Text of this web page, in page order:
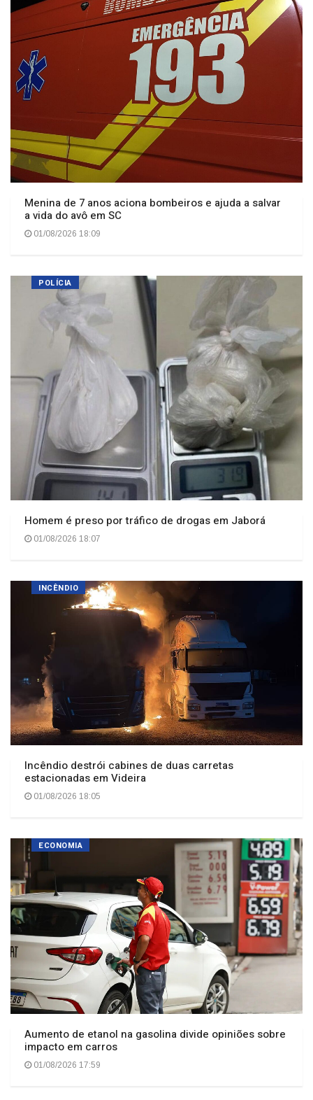
Menina de 7 anos aciona bombeiros e ajuda a salvar
a vida do avô em SC
01/08/2026 18:09
POLÍCIA
Homem é preso por tráfico de drogas em Jaborá
01/08/2026 18:07
INCÊNDIO
Incêndio destrói cabines de duas carretas
estacionadas em Videira
01/08/2026 18:05
ECONOMIA
Aumento de etanol na gasolina divide opiniões sobre
impacto em carros
01/08/2026 17:59